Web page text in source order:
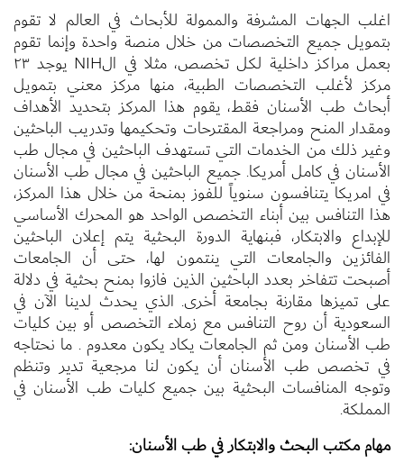
اغلب الجهات المشرفة والممولة للأبحاث في العالم لا تقوم
بتمويل جميع التخصصات من خلال منصة واحدة وإنما تقوم
بعمل مراكز داخلية لكل تخصص، مثلا في الNIH يوجد ٢٣
مركز لأغلب التخصصات الطبية، منها مركز معني بتمويل
أبحاث طب الأسنان فقط، يقوم هذا المركز بتحديد الأهداف
ومقدار المنح ومراجعة المقترحات وتحكيمها وتدريب الباحثين
وغير ذلك من الخدمات التي تستهدف الباحثين في مجال طب
الأسنان في كامل أمريكا. جميع الباحثين في مجال طب الأسنان
في امريكا يتنافسون سنوياً للفوز بمنحة من خلال هذا المركز،
هذا التنافس بين أبناء التخصص الواحد هو المحرك الأساسي
للإبداع والابتكار، فبنهاية الدورة البحثية يتم إعلان الباحثين
الفائزين والجامعات التي ينتمون لها، حتى أن الجامعات
أصبحت تتفاخر بعدد الباحثين الذين فازوا بمنح بحثية في دلالة
على تميزها مقارنة بجامعة أخرى. الذي يحدث لدينا الآن في
السعودية أن روح التنافس مع زملاء التخصص أو بين كليات
طب الأسنان ومن ثم الجامعات يكاد يكون معدوم . ما نحتاجه
في تخصص طب الأسنان أن يكون لنا مرجعية تدير وتنظم
وتوجه المنافسات البحثية بين جميع كليات طب الأسنان في
المملكة.
مهام مكتب البحث والابتكار في طب الأسنان: